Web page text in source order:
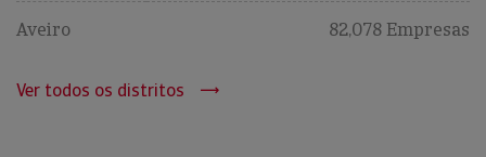
Aveiro 82,078 Empresas
Ver todos os distritos